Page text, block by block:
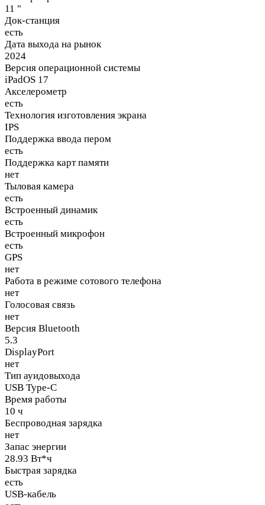
11 "
Док-станция
есть
Дата выхода на рынок
2024
Версия операционной системы
iPadOS 17
Акселерометр
есть
Технология изготовления экрана
IPS
Поддержка ввода пером
есть
Поддержка карт памяти
нет
Тыловая камера
есть
Встроенный динамик
есть
Встроенный микрофон
есть
GPS
нет
Работа в режиме сотового телефона
нет
Голосовая связь
нет
Версия Bluetooth
5.3
DisplayPort
нет
Тип ауидовыхода
USB Type-C
Время работы
10 ч
Беспроводная зарядка
нет
Запас энергии
28.93 Вт*ч
Быстрая зарядка
есть
USB-кабель